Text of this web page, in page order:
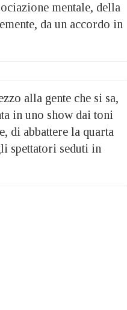
mentale, della
da un accordo in
alla gente che si sa,
in uno show dai toni
di abbattere la quarta
spettatori seduti in